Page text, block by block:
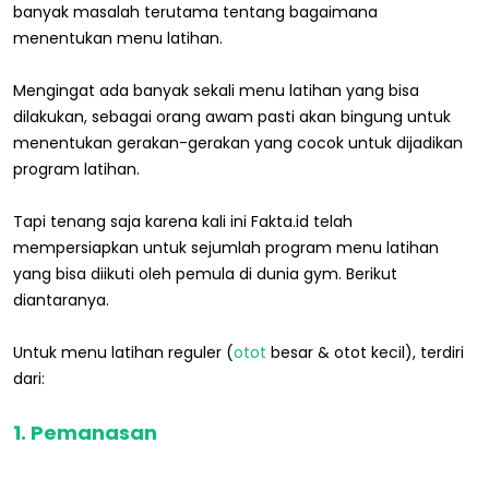
banyak masalah terutama tentang bagaimana
menentukan menu latihan.
Mengingat ada banyak sekali menu latihan yang bisa
dilakukan, sebagai orang awam pasti akan bingung untuk
menentukan gerakan-gerakan yang cocok untuk dijadikan
program latihan.
Tapi tenang saja karena kali ini Fakta.id telah
mempersiapkan untuk sejumlah program menu latihan
yang bisa diikuti oleh pemula di dunia gym. Berikut
diantaranya.
Untuk menu latihan reguler (otot besar & otot kecil), terdiri
dari:
1. Pemanasan